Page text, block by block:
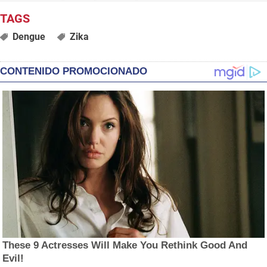
Dengue Zika
CONTENIDO PROMOCIONADO
These 9 Actresses Will Make You Rethink Good And
Evil!